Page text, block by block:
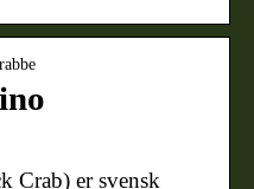
Crab) er svensk